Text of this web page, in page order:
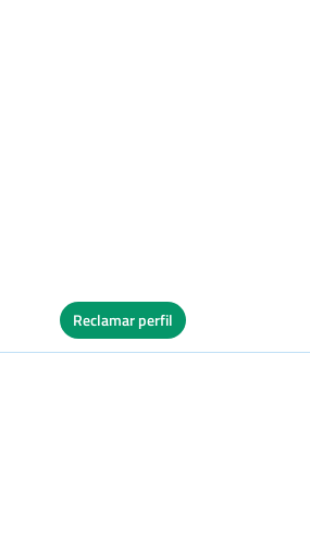
Reclamar perfil